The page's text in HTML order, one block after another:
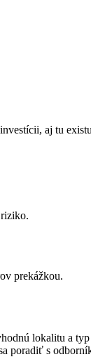
aj tu
prekážkou.
lokalitu a
poradiť s